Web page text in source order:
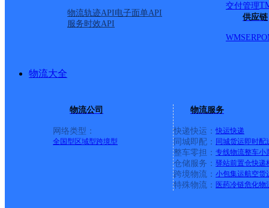
物流轨迹API电子面单API
服务时效API
交付管理
供应链
WMSERP
物流大全
物流公司
网络类型：
全国型 区域型跨境型
物流服务
快递快运： 快运快递
同城即配： 同城货运即时配
整车零担： 专线物流整车小
仓储服务： 驿站前置仓快递
跨境物流： 小包集运航空货
特殊物流： 医药冷链危化物